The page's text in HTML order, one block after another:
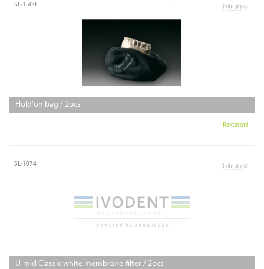
SL-1500
Hold'on bag / 2pcs
Raktáron!
SL-1074
U-mid Classic white membrane-filter / 2pcs